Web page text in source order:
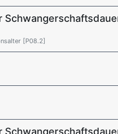
[P08.2]